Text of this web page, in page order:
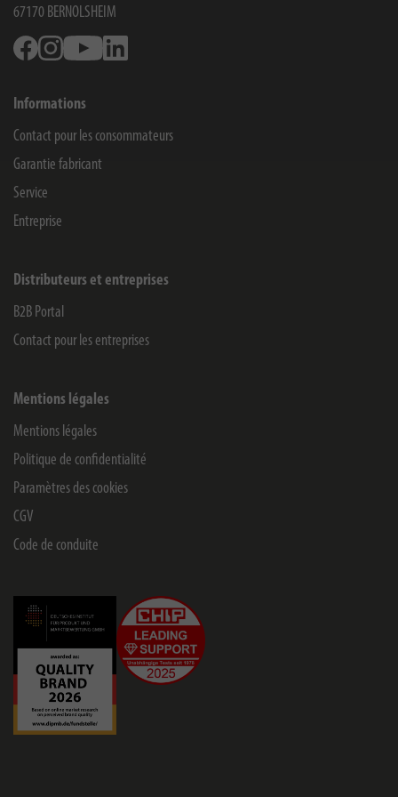
67170 BERNOLSHEIM
FacebookInstagramYoutube
Informations
Contact pour les consommateurs
Garantie fabricant
Service
Entreprise
Distributeurs et entreprises
B2B Portal
Contact pour les entreprises
Mentions légales
Mentions légales
Politique de confidentialité
Paramètres des cookies
CGV
Code de conduite